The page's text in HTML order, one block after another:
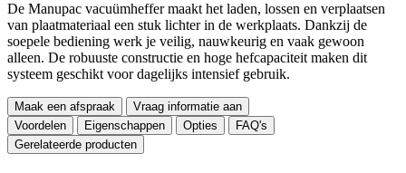
De Manupac vacuümheffer maakt het laden, lossen en verplaatsen
van plaatmateriaal een stuk lichter in de werkplaats. Dankzij de
soepele bediening werk je veilig, nauwkeurig en vaak gewoon
alleen. De robuuste constructie en hoge hefcapaciteit maken dit
systeem geschikt voor dagelijks intensief gebruik.
Maak een afspraak
Vraag informatie aan
Voordelen
Eigenschappen Opties
FAQ's
Gerelateerde producten